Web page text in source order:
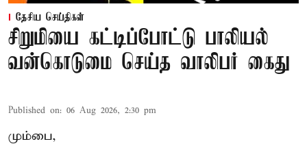
தேசிய செய்திகள்
சிறுமியை கட்டிப்போட்டு பாலியல்
வன்கொடுமை செய்த வாலிபர் கைது
Published on: 06 Aug 2026, 2:30 pm
மும்பை,